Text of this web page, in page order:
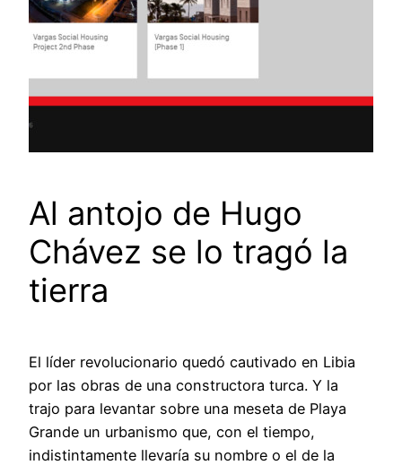
Al antojo de Hugo
Chávez se lo tragó la
tierra
El líder revolucionario quedó cautivado en Libia
por las obras de una constructora turca. Y la
trajo para levantar sobre una meseta de Playa
Grande un urbanismo que, con el tiempo,
indistintamente llevaría su nombre o el de la